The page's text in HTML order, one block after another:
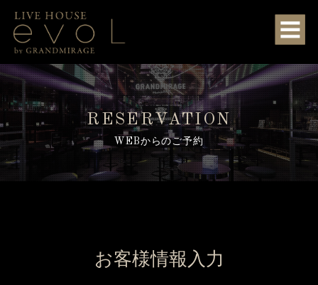
RESERVATION
WEBからのご予約
お客様情報入力